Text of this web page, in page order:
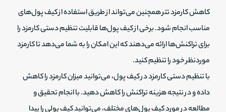
کاهش کارمزد تتر همچنین می‌تواند از طریق استفاده از کیف پول‌های
مناسب انجام شود. برخی از کیف پول‌ها قابلیت تنظیم دستی کارمزد را
برای تراکنش‌ها ارائه می‌دهند که این امکان را به شما می‌دهد تا کارمزد
موردنظر خود را تنظیم کنید.
با تنظیم دستی کارمزد در کیف پول، می‌توانید میزان کارمزد را کاهش
داده و در نتیجه هزینه تراکنش را کاهش دهید. با انجام تحقیق و
مطالعه در مورد کیف پول‌های مختلف، می‌توانید کیف پولی را پیدا